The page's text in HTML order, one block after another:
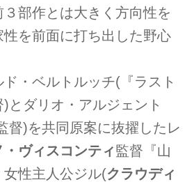
部作とは大きく方向性を
を前面に打ち出した野心
・ベルトルッチ(『ラスト
とダリオ・アルジェント
督)を共同原案に抜擢したレ
・ヴィスコンティ監督『山
性主人公ジル(クラウディ